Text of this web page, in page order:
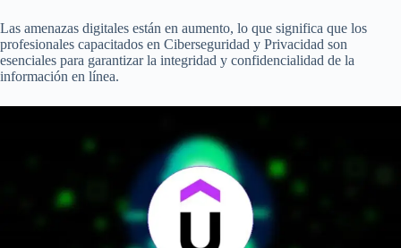
Las amenazas digitales están en aumento, lo que significa que los
profesionales capacitados en Ciberseguridad y Privacidad son
esenciales para garantizar la integridad y confidencialidad de la
información en línea.